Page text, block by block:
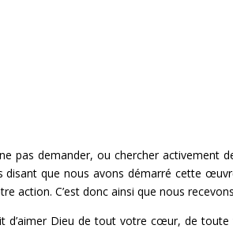
pas demander, ou chercher activement
disant que nous avons démarré cette
action. C’est donc ainsi que nous
Dieu de tout votre cœur, de